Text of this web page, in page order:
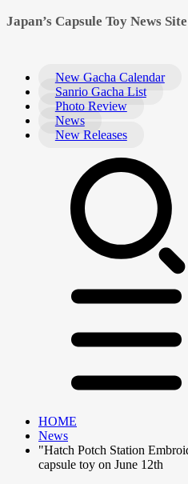
Japan’s Capsule Toy News Site
New Gacha Calendar
Sanrio Gacha List
Photo Review
News
New Releases
HOME
News
"Hatch Potch Station
capsule toy on June 12th